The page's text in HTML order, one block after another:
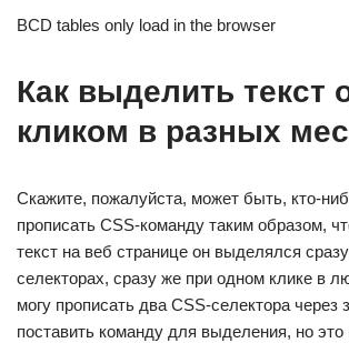
BCD tables only load in the browser
Как выделить текст
кликом в разных
Скажите, пожалуйста, может быть, кто-
прописать CSS-команду таким образом,
текст на веб странице он выделялся
селекторах, сразу же при одном клике в
могу прописать два CSS-селектора через
поставить команду для выделения, но это